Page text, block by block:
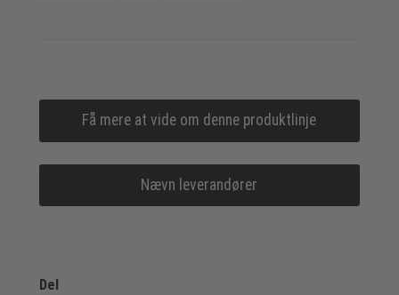
Få mere at vide om denne produktlinje
Nævn leverandører
Del